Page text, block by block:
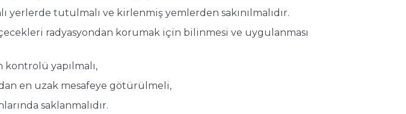
tutulmalı ve kirlenmiş yemlerden sakınılmalıdır.
radyasyondan korumak için bilinmesi ve uygulanması
yapılmalı,
en uzak mesafeye götürülmeli,
saklanmalıdır.